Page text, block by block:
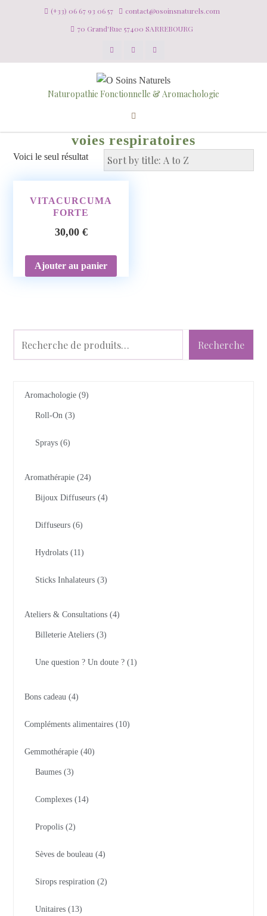
(+33) 06 67 93 06 57
contact@osoinsnaturels.com
70 Grand'Rue 57400 SARREBOURG
Naturopathie Fonctionnelle & Aromachologie
voies respiratoires
Voici le seul résultat
VITACURCUMA
FORTE
30,00 €
Ajouter au panier
Recherche
Aromachologie 9
Roll-On 3
Sprays 6
Aromathérapie 24
Bijoux Diffuseurs 4
Diffuseurs 6
Hydrolats 11
Sticks Inhalateurs 3
Ateliers & Consultations 4
Billeterie Ateliers 3
Une question ? Un doute ? 1
Bons cadeau 4
Compléments alimentaires 10
Gemmothérapie 40
Baumes 3
Complexes 14
Propolis 2
Sèves de bouleau 4
Sirops respiration 2
Unitaires 13